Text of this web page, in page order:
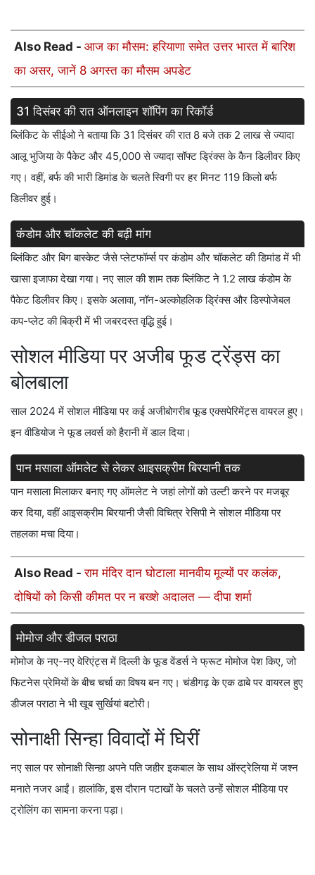
Also Read - आज का मौसम: हरियाणा समेत उत्तर भारत में बारिश
का असर, जानें 8 अगस्त का मौसम अपडेट
31 दिसंबर की रात ऑनलाइन शॉपिंग का रिकॉर्ड
ब्लिंकिट के सीईओ ने बताया कि 31 दिसंबर की रात 8 बजे तक 2 लाख से ज्यादा
आलू भुजिया के पैकेट और 45,000 से ज्यादा सॉफ्ट ड्रिंक्स के कैन डिलीवर किए
गए। वहीं, बर्फ की भारी डिमांड के चलते स्विगी पर हर मिनट 119 किलो बर्फ
डिलीवर हुई।
कंडोम और चॉकलेट की बढ़ी मांग
ब्लिंकिट और बिग बास्केट जैसे प्लेटफॉर्म्स पर कंडोम और चॉकलेट की डिमांड में भी
खासा इजाफा देखा गया। नए साल की शाम तक ब्लिंकिट ने 1.2 लाख कंडोम के
पैकेट डिलीवर किए। इसके अलावा, नॉन-अल्कोहलिक ड्रिंक्स और डिस्पोजेबल
कप-प्लेट की बिक्री में भी जबरदस्त वृद्धि हुई।
सोशल मीडिया पर अजीब फूड ट्रेंड्स का
बोलबाला
साल 2024 में सोशल मीडिया पर कई अजीबोगरीब फूड एक्सपेरिमेंट्स वायरल हुए।
इन वीडियोज ने फूड लवर्स को हैरानी में डाल दिया।
पान मसाला ऑमलेट से लेकर आइसक्रीम बिरयानी तक
पान मसाला मिलाकर बनाए गए ऑमलेट ने जहां लोगों को उल्टी करने पर मजबूर
कर दिया, वहीं आइसक्रीम बिरयानी जैसी विचित्र रेसिपी ने सोशल मीडिया पर
तहलका मचा दिया।
Also Read -राम मंदिर दान घोटाला मानवीय मूल्यों पर कलंक,
दोषियों को किसी कीमत पर न बख्शे अदालत — दीपा शर्मा
मोमोज और डीजल पराठा
मोमोज के नए-नए वेरिएंट्स में दिल्ली के फूड वेंडर्स ने फ्रूट मोमोज पेश किए, जो
फिटनेस प्रेमियों के बीच चर्चा का विषय बन गए। चंडीगढ़ के एक ढाबे पर वायरल हुए
डीजल पराठा ने भी खूब सुर्खियां बटोरी।
सोनाक्षी सिन्हा विवादों में घिरीं
नए साल पर सोनाक्षी सिन्हा अपने पति जहीर इकबाल के साथ ऑस्ट्रेलिया में जश्न
मनाते नजर आईं। हालांकि, इस दौरान पटाखों के चलते उन्हें सोशल मीडिया पर
ट्रोलिंग का सामना करना पड़ा।